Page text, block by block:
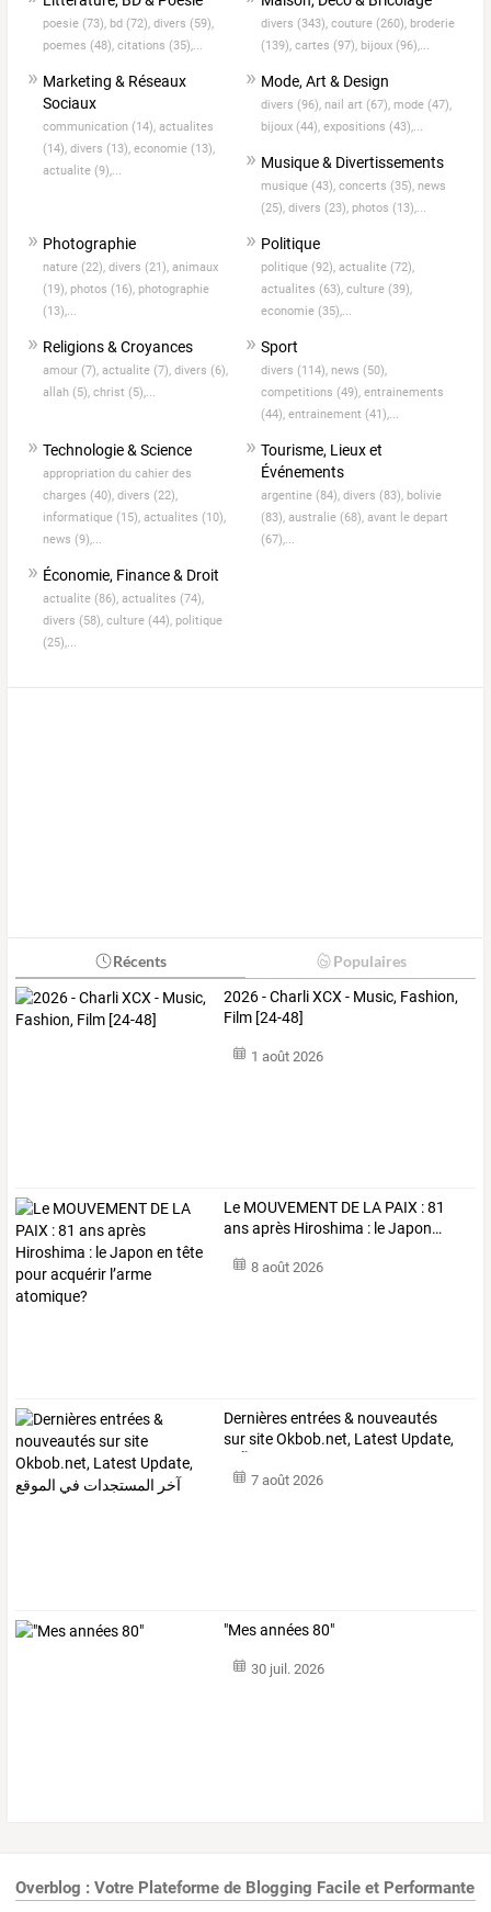
poesie (73), bd (72),divers (59),
poemes (48),citations (35),...
divers (343), couture (260), broderie
(139), cartes (97), bijoux (96),...
Marketing & Réseaux
Sociaux
communication (14),actualites
(14),divers (13),economie (13),
actualite (9),...
Mode, Art & Design
divers (96), nail art (67), mode (47),
bijoux (44), expositions (43),...
Musique & Divertissements
musique (43), concerts (35), news
(25), divers (23), photos (13),...
Photographie
nature (22),divers (21),animaux
(19), photos (16), photographie
(13),...
Politique
politique (92), actualite (72),
actualites (63), culture (39),
economie (35),...
Religions & Croyances
amour (7),actualite (7),divers (6),
allah (5),christ (5),...
Sport
divers (114), news (50),
competitions (49), entrainements
(44), entrainement (41),...
Technologie & Science
appropriation du cahier des
charges (40),divers (22),
informatique (15),actualites (10),
news (9),...
Tourisme, Lieux et
Événements
argentine (84), divers (83), bolivie
(83), australie (68), avant le depart
(67),...
Économie, Finance & Droit
actualite (86),actualites (74),
divers (58),culture (44), politique
(25),...
Récents Populaires
2026 - Charli XCX - Music, Fashion,
Film [24-48]
1 août 2026
Le MOUVEMENT DE LA PAIX :81
ansaprès Hiroshima : leJapon…
8 août 2026
Dernièresentrées& nouveautés
sursiteOkbob.net, Latest Update,
7 août 2026
"Mes années 80"
30 juil. 2026
Overblog : Votre Plateforme de Blogging Facile et Performante